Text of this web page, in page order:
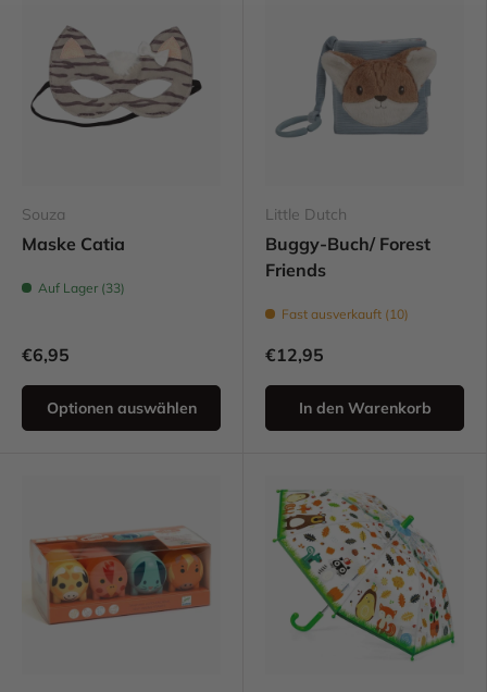
Souza
Maske Catia
Auf Lager (33)
€6,95
Optionen auswählen
Little Dutch
Buggy-Buch/ Forest
Friends
Fast ausverkauft (10)
€12,95
In den Warenkorb